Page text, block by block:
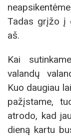
Tadas grįžo į
aš.
Kai
valandų
Kuo daugiau
pažįstame,
atrodo, kad
dieną kartu